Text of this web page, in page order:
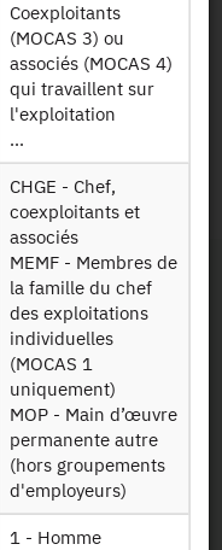
Coexploitants
(MOCAS 3) ou
associés (MOCAS 4)
qui travaillent sur
l'exploitation
...
CHGE - Chef,
coexploitants et
associés
MEMF - Membres de
la famille du chef
des exploitations
individuelles
(MOCAS 1
uniquement)
MOP - Main d’œuvre
permanente autre
(hors groupements
d'employeurs)
1 - Homme